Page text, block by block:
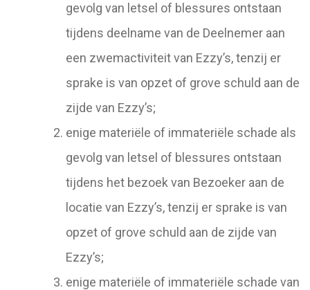
gevolg van letsel of blessures ontstaan
tijdens deelname van de Deelnemer aan
een zwemactiviteit van Ezzy’s, tenzij er
sprake is van opzet of grove schuld aan de
zijde van Ezzy’s;
enige materiële of immateriële schade als
gevolg van letsel of blessures ontstaan
tijdens het bezoek van Bezoeker aan de
locatie van Ezzy’s, tenzij er sprake is van
opzet of grove schuld aan de zijde van
Ezzy’s;
enige materiële of immateriële schade van